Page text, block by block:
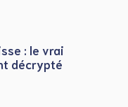
: le vrai
décrypté